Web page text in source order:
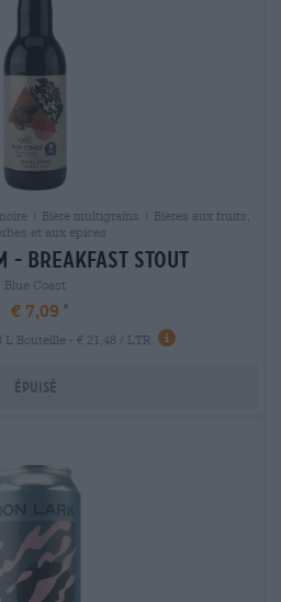
| Bière multigrains | Bières aux fruits,
et aux épices
- breakfast stout
Blue Coast
€ 7,09
L Bouteille - € 21,48 / LTR
Épuisé